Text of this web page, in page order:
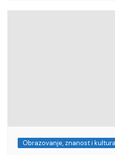
Obrazovanje, znanost i kultura